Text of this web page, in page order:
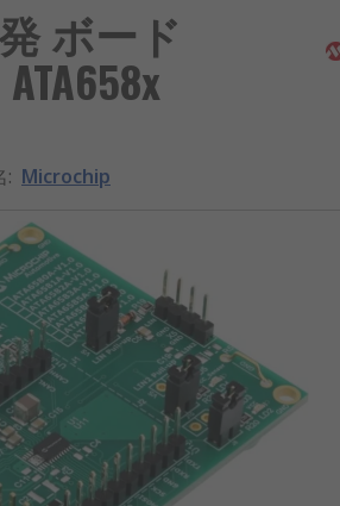
ボード
: Microchip